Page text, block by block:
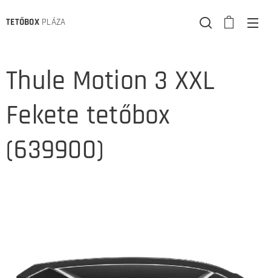
TETŐBOXPLÁZA
Thule Motion 3 XXL
Fekete tetőbox
(639900)